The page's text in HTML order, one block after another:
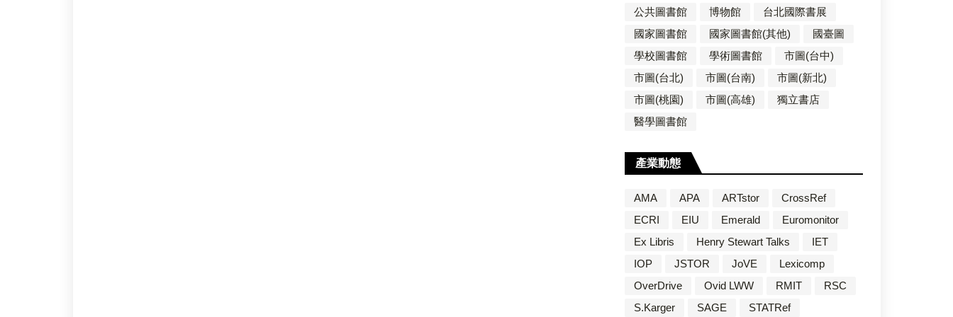
公共圖書館 博物館
台北國際書展
國家圖書館
國家圖書館(其他)
國臺圖
學校圖書館
學術圖書館
市圖(台中)
市圖(台北)
市圖(台南)
市圖(新北)
市圖(桃園)
市圖(高雄)
獨立書店
醫學圖書館
產業動態
AMA APA ARTstor
CrossRef
ECRI
EIU Emerald
Euromonitor
Ex Libris
Henry Stewart Talks
IET
IOP
JSTOR JoVE
Lexicomp
OverDrive
Ovid LWW RMIT
RSC
S.Karger
SAGE STATRef